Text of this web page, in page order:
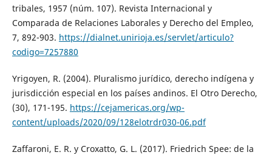
tribales, 1957 (núm. 107). Revista Internacional y
Comparada de Relaciones Laborales y Derecho del Empleo,
7, 892-903. https://dialnet.unirioja.es/servlet/articulo?
codigo=7257880
Yrigoyen, R. (2004). Pluralismo jurídico, derecho indígena y
jurisdicción especial en los países andinos. El Otro Derecho,
(30), 171-195. https://cejamericas.org/wp-
content/uploads/2020/09/128elotrdr030-06.pdf
Zaffaroni, E. R. y Croxatto, G. L. (2017). Friedrich Spee: de la